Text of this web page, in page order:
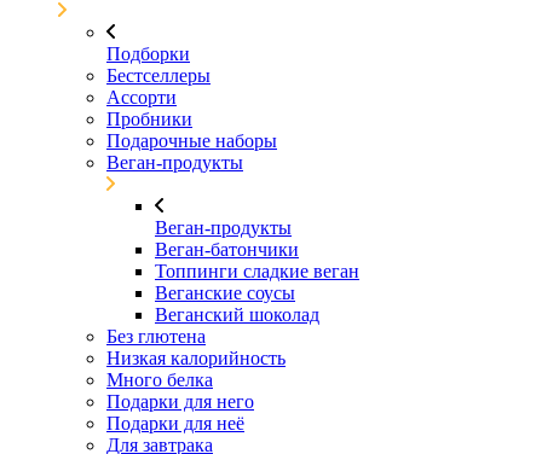
Подборки
Бестселлеры
Ассорти
Пробники
Подарочные наборы
Веган-продукты
Веган-продукты
Веган-батончики
Топпинги сладкие веган
Веганские соусы
Веганский шоколад
Без глютена
Низкая калорийность
Много белка
Подарки для него
Подарки для неё
Для завтрака